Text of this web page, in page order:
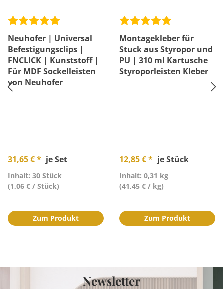
Neuhofer | Universal
Befestigungsclips |
FNCLICK | Kunststoff |
Für MDF Sockelleisten
von Neuhofer
31,65 € * je Set
Inhalt: 30 Stück
(1,06 € / Stück)
Zum Produkt
Montagekleber für
Stuck aus Styropor und
PU | 310 ml Kartusche
Styroporleisten Kleber
12,85 € * je Stück
Inhalt: 0,31 kg
(41,45 € / kg)
Zum Produkt
Newsletter